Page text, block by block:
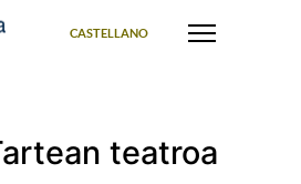
CASTELLANO
teatroa